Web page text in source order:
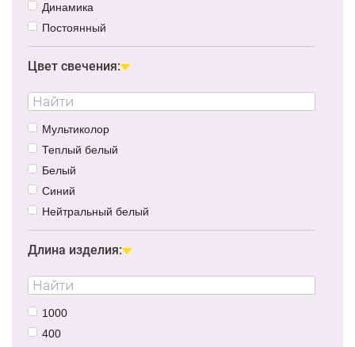
Динамика
Постоянный
Цвет свечения:
Мультиколор
Теплый белый
Белый
Синий
Нейтральный белый
Длина изделия:
1000
400